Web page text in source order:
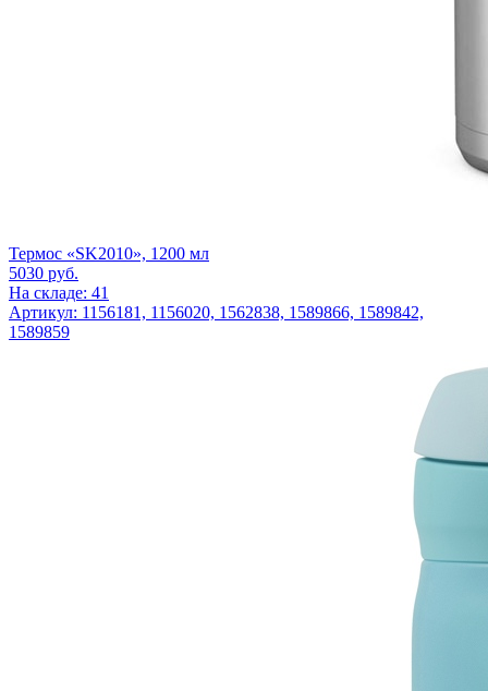
Термос «SK2010», 1200 мл
5030 руб.
На складе: 41
Артикул: 1156181, 1156020, 1562838, 1589866, 1589842,
1589859